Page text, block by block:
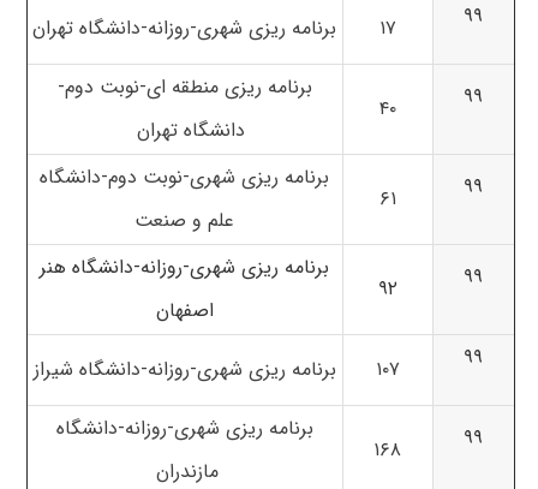
۹۹ ۱۷ برنامه ریزی شهری-روزانه-دانشگاه تهران
۹۹ ۴۰
برنامه ریزی منطقه ای-نوبت دوم-
دانشگاه تهران
۹۹
۶۱
برنامه ریزی شهری-نوبت دوم-دانشگاه
علم و صنعت
۹۹
۹۲
برنامه ریزی شهری-روزانه-دانشگاه هنر
اصفهان
۹۹
۱۰۷ برنامه ریزی شهری-روزانه-دانشگاه شیراز
۹۹ ۱۶۸
برنامه ریزی شهری-روزانه-دانشگاه
مازندران